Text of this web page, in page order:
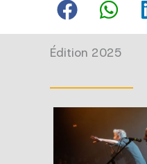
Édition 2025